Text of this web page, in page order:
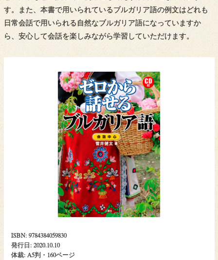
す。また、本書で用いられているブルガリア語の例文はどれも
日常会話で用いられる自然なブルガリア語になっていますか
ら、安心して会話を楽しみながら学習していただけます。
ISBN: 9784384059830
発行日: 2020.10.10
体裁: A5判・160ページ